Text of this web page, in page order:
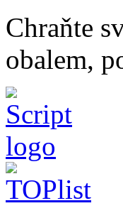
Chraňte
obalem,